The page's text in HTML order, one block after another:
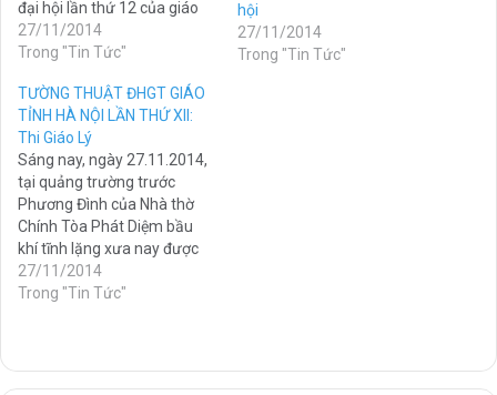
đại hội lần thứ 12 của giáo
phận đăng cai đang gấp rút
hoàn thành. Dưới đây là một
27/11/2014
Trong "Tin Tức"
hội
27/11/2014
Trong "Tin Tức"
TƯỜNG THUẬT ĐHGT GIÁO
TỈNH HÀ NỘI LẦN THỨ XII:
Thi Giáo Lý
Sáng nay, ngày 27.11.2014,
tại quảng trường trước
Phương Đình của Nhà thờ
Chính Tòa Phát Diệm bầu
khí tĩnh lặng xưa nay được
thay bằng nhộn nhịp và sôi
động bởi sự có mặt của hơn
27/11/2014
Trong "Tin Tức"